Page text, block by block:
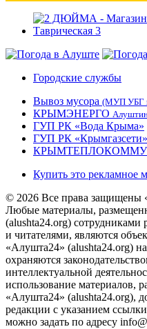
Городские службы
Вывоз мусора (МУП УБГ
КРЫМЭНЕРГО
ГУП РК «Вода Крыма»
ГУП РК «Крымгазсети»
Купить это рекламное
© 2026 Все права защищены
Любые материалы,
(alushta24.org)
и читателями, являются
«Алушта24» (alushta24.org)
охраняются
интеллектуальной
использование материалов,
«Алушта24» (alushta24.org),
редакции с указанием
можно задать по адресу